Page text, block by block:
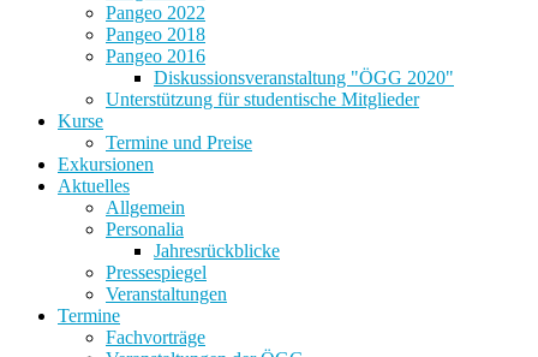
Pangeo 2022
Pangeo 2018
Pangeo 2016
Diskussionsveranstaltung "ÖGG 2020"
Unterstützung für studentische Mitglieder
Kurse
Termine und Preise
Exkursionen
Aktuelles
Allgemein
Personalia
Jahresrückblicke
Pressespiegel
Veranstaltungen
Termine
Fachvorträge